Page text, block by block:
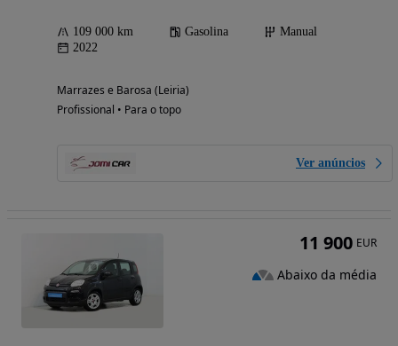
109 000 km Gasolina
Manual
2022
Marrazes e Barosa (Leiria)
Profissional • Para o topo
Ver anúncios
11 900 EUR
Abaixo da média